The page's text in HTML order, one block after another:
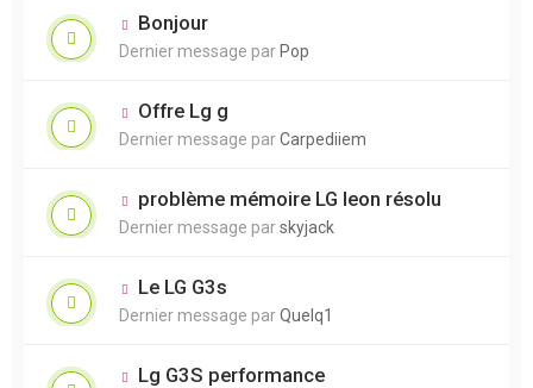
Bonjour
Dernier message parPop
Offre Lg g
Dernier message parCarpediiem
problème mémoire LG leon résolu
Dernier message parskyjack
Le LG G3s
Dernier message parQuelq1
Lg G3S performance